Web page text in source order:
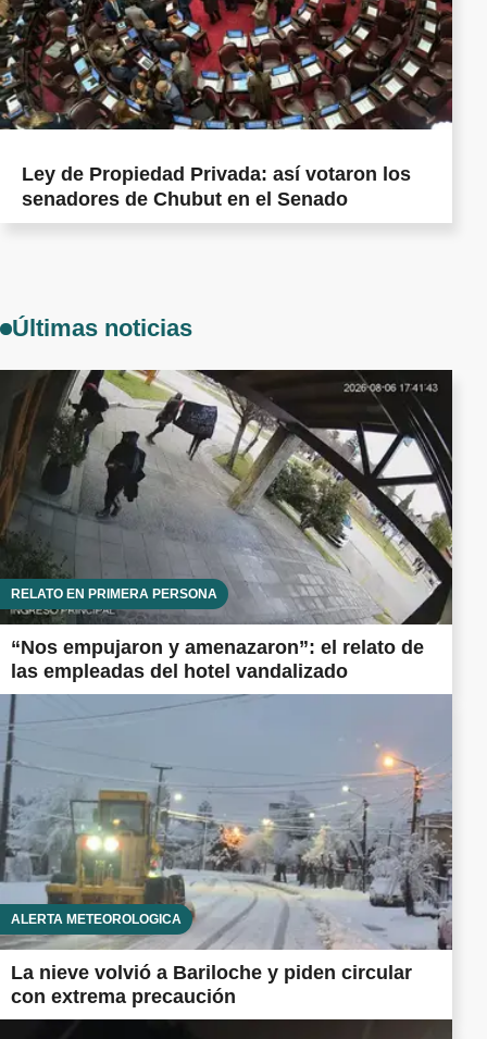
Ley de Propiedad Privada: así votaron los
senadores de Chubut en el Senado
Últimas noticias
RELATO EN PRIMERA PERSONA
“Nos empujaron y amenazaron”: el relato de
las empleadas del hotel vandalizado
ALERTA METEOROLÓGICA
La nieve volvió a Bariloche y piden circular
con extrema precaución